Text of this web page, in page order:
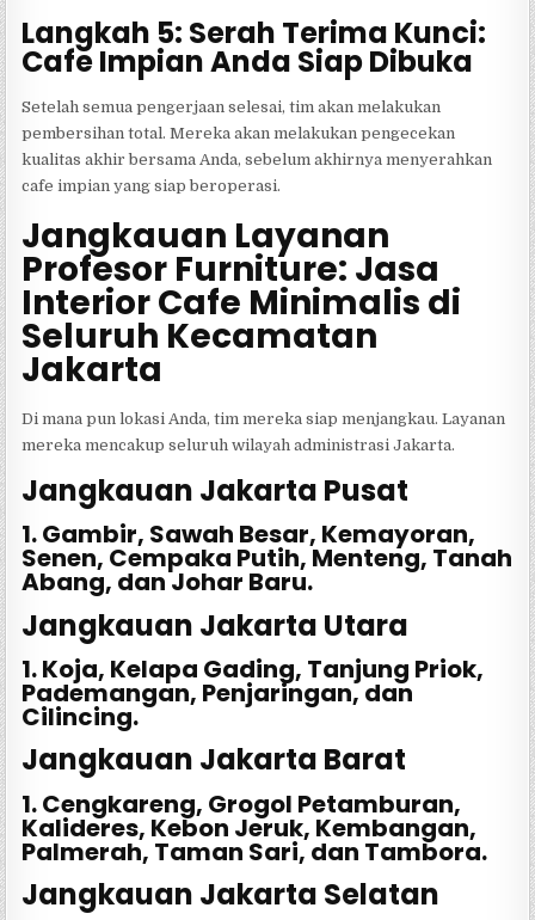
Langkah 5: Serah Terima Kunci:
Cafe Impian Anda Siap Dibuka
Setelah semua pengerjaan selesai, tim akan melakukan
pembersihan total. Mereka akan melakukan pengecekan
kualitas akhir bersama Anda, sebelum akhirnya menyerahkan
cafe impian yang siap beroperasi.
Jangkauan Layanan
Profesor Furniture: Jasa
Interior Cafe Minimalis di
Seluruh Kecamatan
Jakarta
Di mana pun lokasi Anda, tim mereka siap menjangkau. Layanan
mereka mencakup seluruh wilayah administrasi Jakarta.
Jangkauan Jakarta Pusat
1. Gambir, Sawah Besar, Kemayoran,
Senen, Cempaka Putih, Menteng, Tanah
Abang, dan Johar Baru.
Jangkauan Jakarta Utara
1. Koja, Kelapa Gading, Tanjung Priok,
Pademangan, Penjaringan, dan
Cilincing.
Jangkauan Jakarta Barat
1. Cengkareng, Grogol Petamburan,
Kalideres, Kebon Jeruk, Kembangan,
Palmerah, Taman Sari, dan Tambora.
Jangkauan Jakarta Selatan